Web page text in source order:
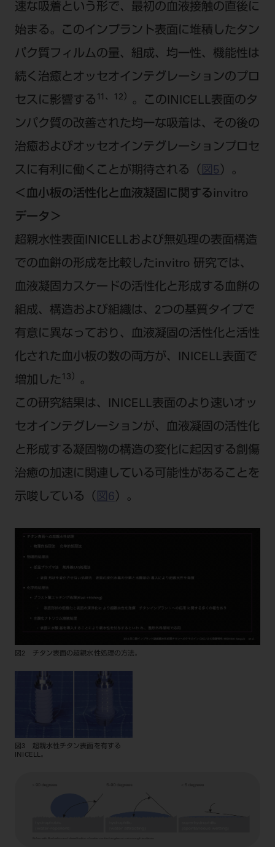
速な吸着という形で、最初の血液接触の直後に
始まる。このインプラント表面に堆積したタン
パク質フィルムの量、組成、均一性、機能性は
続く治癒とオッセオインテグレーションのプロ
セスに影響する 11、12）
。このINICELL表面のタ
ンパク質の改善された均一な吸着は、その後の
治癒およびオッセオインテグレーションプロセ
スに有利に働くことが期待される（ 図5 ）。
＜血小板の活性化と血液凝固に関するinvitro
データ＞
超親水性表面INICELLおよび無処理の表面構造
での血餅の形成を比較したinvitro 研究では、
血液凝固カスケードの活性化と形成する血餅の
組成、構造および組織は、2つの基質タイプで
有意に異なっており、血液凝固の活性化と活性
化された血小板の数の両方が、INICELL表面で
増加した 13）
。
この研究結果は、INICELL表面のより速いオッ
セオインテグレーションが、血液凝固の活性化
と形成する凝固物の構造の変化に起因する創傷
治癒の加速に関連している可能性があることを
示唆している（ 図6 ）。
図2 チタン表面の超親水性処理の方法。
図3 超親水性チタン表面を有する
INICELL。